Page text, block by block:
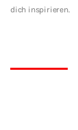
dich inspirieren.